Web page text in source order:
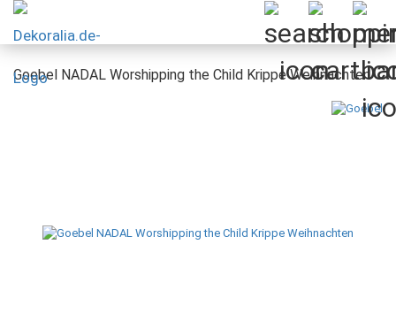
Goebel NADAL Worshipping the Child Krippe Weihnachten